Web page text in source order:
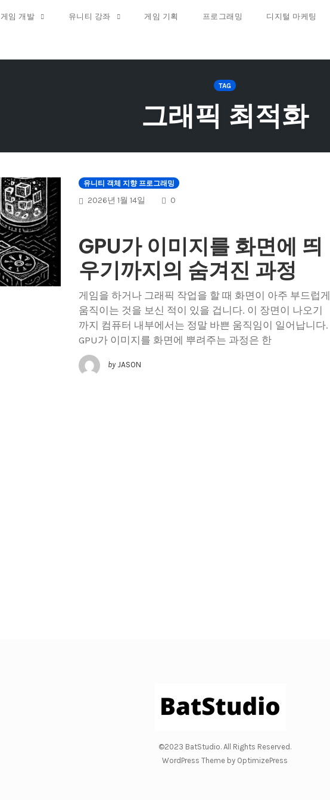
게임 개발 유니티 강좌 게임 기획 프로그래밍 디지털 마케팅
TAG
그래픽 최적화
유니티 객체 지향 프로그래밍
2026년 1월 14일 0COMMENTS
GPU가 이미지를 화면에 띄
우기까지의 숨겨진 과정
게임을 하거나 그래픽 작업을 할 때 화면이 아주 부드럽게
움직이는 것을 보신 적이 있을 겁니다. 이 장면이 나오기
까지 컴퓨터 내부에서는 정말 바쁜 움직임이 일어납니다.
GPU가 이미지를 화면에 뿌려주는 과정은 한
by JASON
©2023 BatStudio. All Rights Reserved.
WordPress Theme by OptimizePress